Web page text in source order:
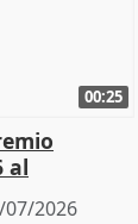
00:25
al
07/2026